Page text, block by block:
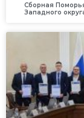
Сборная
Западного